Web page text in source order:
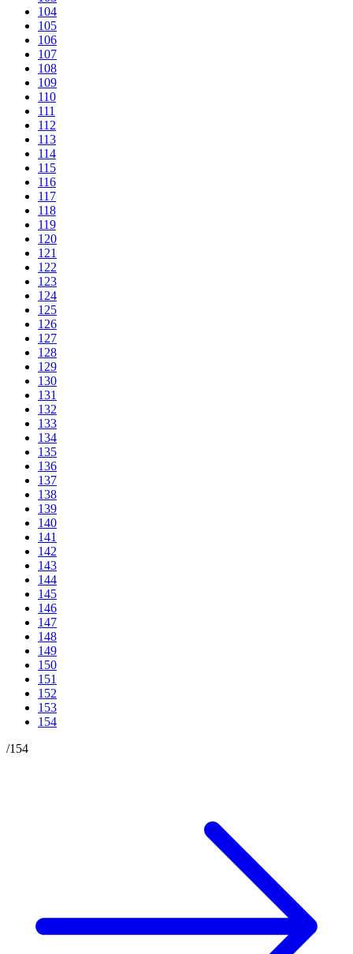
104
105
106
107
108
109
110
111
112
113
114
115
116
117
118
119
120
121
122
123
124
125
126
127
128
129
130
131
132
133
134
135
136
137
138
139
140
141
142
143
144
145
146
147
148
149
150
151
152
153
154
/154